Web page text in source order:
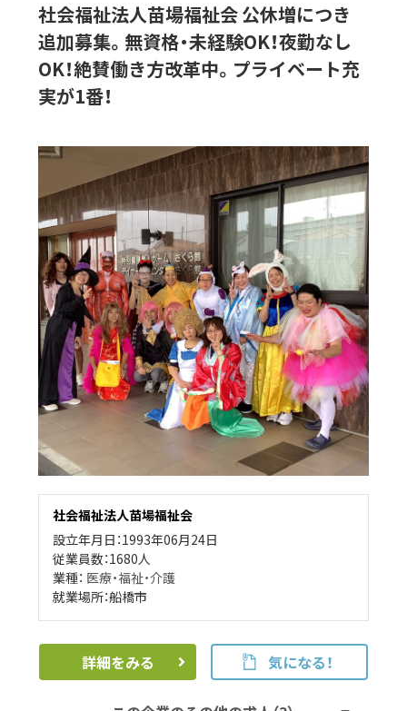
社会福祉法人苗場福祉会 公休増につき
追加募集。無資格・未経験OK！夜勤なし
OK！絶賛働き方改革中。プライベート充
実が1番！
社会福祉法人苗場福祉会
設立年月日：1993年06月24日
従業員数：1680人
業種： 医療・福祉・介護
就業場所：船橋市
詳細をみる 気になる！